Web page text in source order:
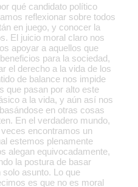
qué candidato político
reflexionar sobre todos
en juego, y conocer la
El juicio moral claro nos
apoyar a aquellos que
para la sociedad,
el derecho a la vida de los
de balance nos impide
que pasan por alto este
a la vida, y aún así nos
en otras cosas
En el verdadero mundo,
encontramos un
estemos plenamente
alegan equivocadamente,
la postura de basar
solo asunto. Lo que
es que no es moral